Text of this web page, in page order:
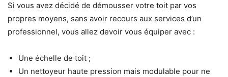
Si vous avez décidé de démousser votre toit par vos
propres moyens, sans avoir recours aux services d’un
professionnel, vous allez devoir vous équiper avec :
Une échelle de toit ;
Un nettoyeur haute pression mais modulable pour ne